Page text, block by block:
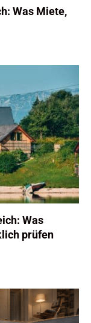
Was Miete,
Was
prüfen